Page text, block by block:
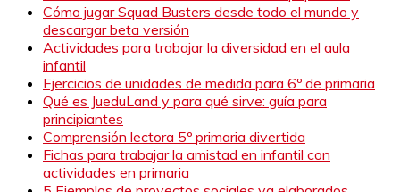
Cómo jugar Squad Busters desde todo el mundo y
descargar beta versión
Actividades para trabajar la diversidad en el aula
infantil
Ejercicios de unidades de medida para 6º de primaria
Qué es JueduLand y para qué sirve: guía para
principiantes
Comprensión lectora 5º primaria divertida
Fichas para trabajar la amistad en infantil con
actividades en primaria